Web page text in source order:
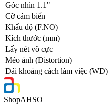
Góc nhìn 1.1"
Cỡ cảm biến
Khẩu độ (F.NO)
Kích thước (mm)
Lấy nét vô cực
Méo ảnh (Distortion)
Dải khoảng cách làm việc (WD)
ShopAHSO